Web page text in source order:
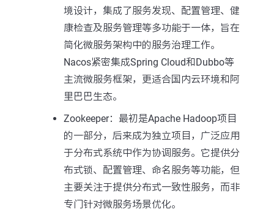
境设计，集成了服务发现、配置管理、健
康检查及服务管理等多功能于一体，旨在
简化微服务架构中的服务治理工作。
Nacos紧密集成Spring Cloud和Dubbo等
主流微服务框架，更适合国内云环境和阿
里巴巴生态。
Zookeeper：最初是Apache Hadoop项目
的一部分，后来成为独立项目，广泛应用
于分布式系统中作为协调服务。它提供分
布式锁、配置管理、命名服务等功能，但
主要关注于提供分布式一致性服务，而非
专门针对微服务场景优化。